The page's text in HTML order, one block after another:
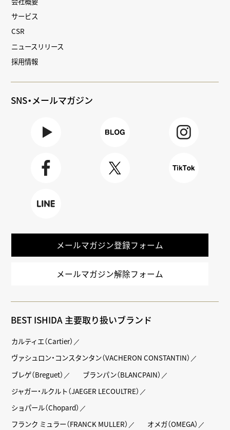
サービス
CSR
ニュースリリース
採用情報
SNS・メールマガジン
メールマガジン登録フォーム
メールマガジン解除フォーム
BEST ISHIDA 主要取り扱いブランド
カルティエ（Cartier）
ヴァシュロン・コンスタンタン（VACHERON CONSTANTIN）
ブレゲ（Breguet）
ブランパン（BLANCPAIN）
ジャガー・ルクルト（JAEGER LECOULTRE）
ショパール（Chopard）
フランク ミュラー（FRANCK MULLER）
オメガ（OMEGA）